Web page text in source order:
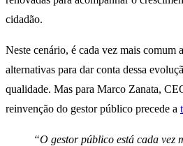
cidadão.
Neste cenário, é cada vez mais comum
alternativas para dar conta dessa
qualidade. Mas para Marco Zanata,
reinvenção do gestor público precede a
“O gestor público está cada vez